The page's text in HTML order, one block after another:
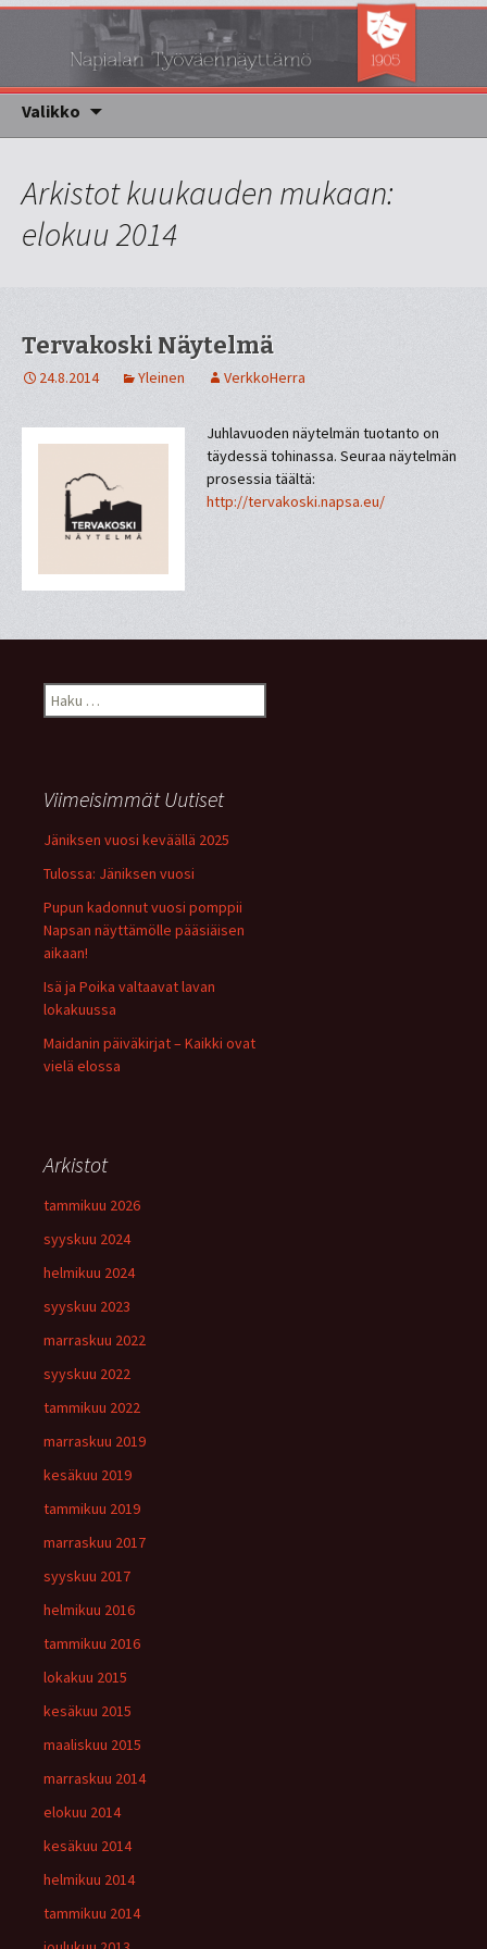
Napsa
Napialan työväennäyttämö
Valikko
Siirry sisältöön
Arkistot kuukauden mukaan:
elokuu 2014
Tervakoski Näytelmä
24.8.2014 Yleinen VerkkoHerra
Juhlavuoden näytelmän tuotanto on
täydessä tohinassa. Seuraa näytelmän
prosessia täältä:
http://tervakoski.napsa.eu/
Haku:
Viimeisimmät Uutiset
Jäniksen vuosi keväällä 2025
Tulossa: Jäniksen vuosi
Pupun kadonnut vuosi pomppii
Napsan näyttämölle pääsiäisen
aikaan!
Isä ja Poika valtaavat lavan
lokakuussa
Maidanin päiväkirjat – Kaikki ovat
vielä elossa
Arkistot
tammikuu 2026
syyskuu 2024
helmikuu 2024
syyskuu 2023
marraskuu 2022
syyskuu 2022
tammikuu 2022
marraskuu 2019
kesäkuu 2019
tammikuu 2019
marraskuu 2017
syyskuu 2017
helmikuu 2016
tammikuu 2016
lokakuu 2015
kesäkuu 2015
maaliskuu 2015
marraskuu 2014
elokuu 2014
kesäkuu 2014
helmikuu 2014
tammikuu 2014